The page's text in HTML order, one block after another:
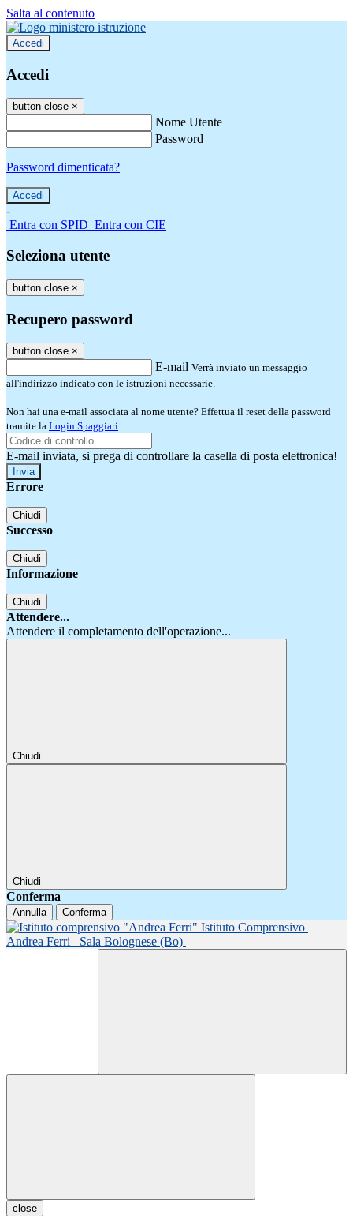
Salta al contenuto
Accedi
Accedi
button close ×
Nome Utente
Password
Password dimenticata?
-
Entra con SPID Entra con CIE
Seleziona utente
button close ×
Recupero password
button close ×
E-mail Verrà inviato un messaggio
all'indirizzo indicato con le istruzioni necessarie.
Non hai una e-mail associata al nome utente? Effettua il reset della password
tramite la Login Spaggiari
E-mail inviata, si prega di controllare la casella di posta elettronica!
Errore
Chiudi
Successo
Chiudi
Informazione
Chiudi
Attendere...
Attendere il completamento dell'operazione...
Chiudi
Chiudi
Conferma
Annulla Conferma
Istituto Comprensivo
Andrea Ferri
Sala Bolognese (Bo)
close